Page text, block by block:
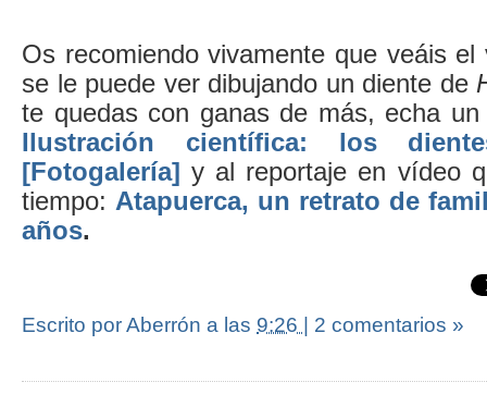
Os recomiendo vivamente que veáis
se le puede ver dibujando un diente de
te quedas con ganas de más, echa
Ilustración científica: los
[Fotogalería] y al reportaje en vídeo
tiempo: Atapuerca, un retrato de
años.
Escrito por Aberrón a las 9:26 | 2 comentarios »